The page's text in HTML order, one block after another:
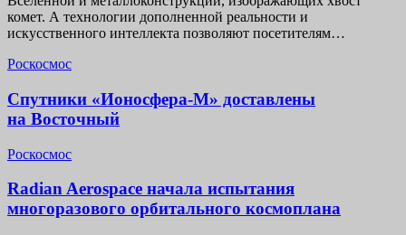
комет. А технологии дополненной реальности и
искусственного интеллекта позволяют посетителям…
Роскосмос
Спутники «Ионосфера-М» доставлены
на Восточный
Роскосмос
Radian Aerospace начала испытания
многоразового орбитального космоплана